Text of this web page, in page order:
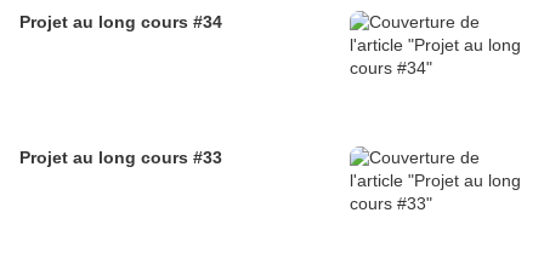
Projet au long cours #34
Projet au long cours #33